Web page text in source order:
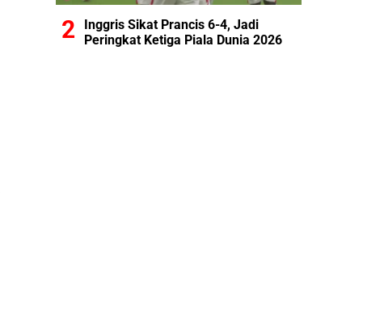
Inggris Sikat Prancis 6-4, Jadi
Peringkat Ketiga Piala Dunia 2026